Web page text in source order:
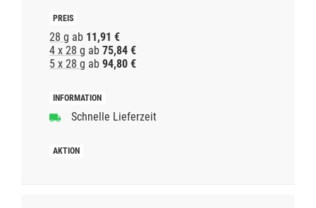
28 g ab 11,91 €
4 x 28 g ab 75,84 €
5 x 28 g ab 94,80 €
Schnelle Lieferzeit